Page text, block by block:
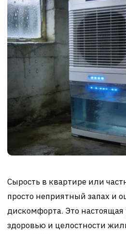
Сырость в квартире или
просто неприятный запах и
дискомфорта. Это настоящая
здоровью и целостности